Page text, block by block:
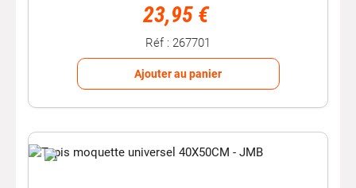
23,95 €
Réf : 267701
Ajouter au panier